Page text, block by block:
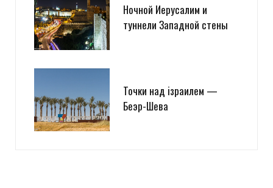
Ночной Иерусалим и
туннели Западной стены
Точки над iзраилем —
Беэр-Шева